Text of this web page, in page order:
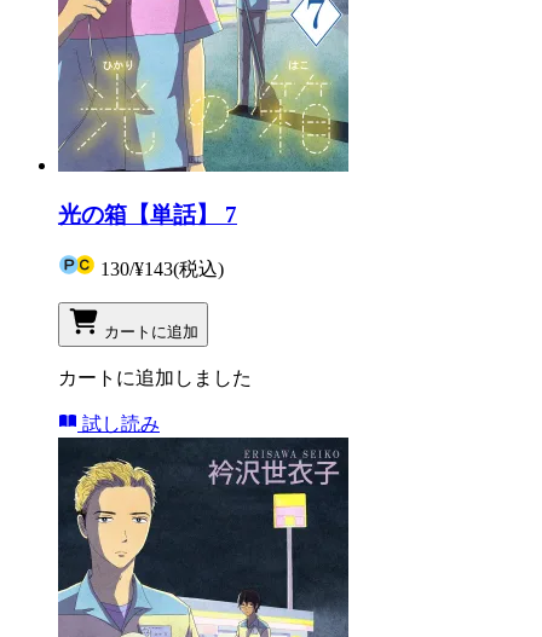
光の箱【単話】 7
130/¥143(税込)
カートに追加
カートに追加しました
試し読み